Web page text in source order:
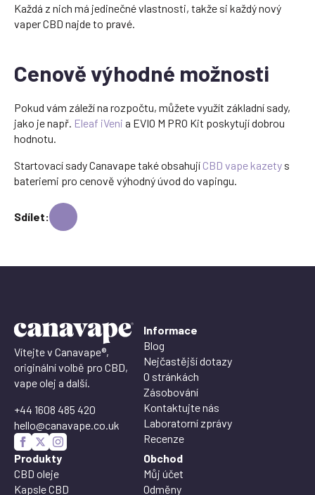
Každá z nich má jedinečné vlastnosti, takže si každý nový
vaper CBD najde to pravé.
Cenově výhodné možnosti
Pokud vám záleží na rozpočtu, můžete využít základní sady,
jako je např. Eleaf iVeni a EVIO M PRO Kit poskytují dobrou
hodnotu.
Startovací sady Canavape také obsahují CBD vape kazety s
bateriemi pro cenově výhodný úvod do vapingu.
Sdílet:
Vítejte v Canavape®,
originální volbě pro CBD,
vape olej a další.
+44 1608 485 420
hello@canavape.co.uk
Informace
Blog
Nejčastější dotazy
O stránkách
Zásobování
Kontaktujte nás
Laboratorní zprávy
Recenze
Produkty
CBD oleje
Kapsle CBD
Obchod
Můj účet
Odměny